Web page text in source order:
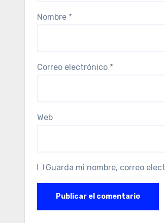
Nombre *
Correo electrónico *
Web
Guarda mi nombre, correo